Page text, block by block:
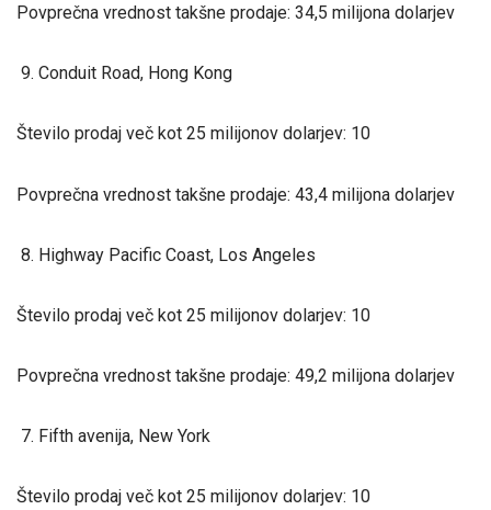
Povprečna vrednost takšne prodaje: 34,5 milijona dolarjev
9. Conduit Road, Hong Kong
Število prodaj več kot 25 milijonov dolarjev: 10
Povprečna vrednost takšne prodaje: 43,4 milijona dolarjev
8. Highway Pacific Coast, Los Angeles
Število prodaj več kot 25 milijonov dolarjev: 10
Povprečna vrednost takšne prodaje: 49,2 milijona dolarjev
7. Fifth avenija, New York
Število prodaj več kot 25 milijonov dolarjev: 10